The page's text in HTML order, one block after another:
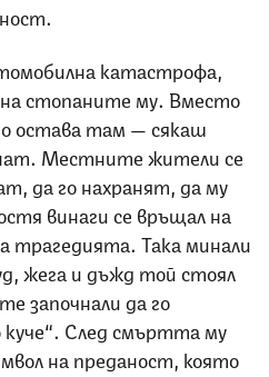
катастрофа,
стопаните му. Вместо
остава там — сякаш
Местните жители се
да го нахранят, да му
винаги се връщал на
трагедията. Така минали
жега и дъжд той стоял
започнали да го
След смъртта му
на преданост, която